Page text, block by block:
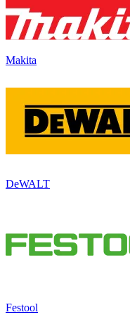
Makita
DeWALT
Festool